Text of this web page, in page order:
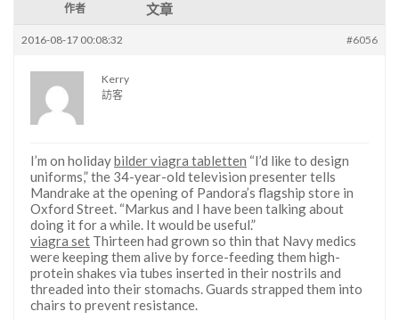
作者 文章
2016-08-17 00:08:32 #6056
Kerry
訪客
I’m on holidaybilder viagra tabletten “I’d like to design
uniforms,” the 34-year-old television presenter tells
Mandrake at the opening of Pandora’s flagship store in
Oxford Street. “Markus and I have been talking about
doing it for a while. It would be useful.”
viagra set Thirteen had grown so thin that Navy medics
were keeping them alive by force-feeding them high-
protein shakes via tubes inserted in their nostrils and
threaded into their stomachs. Guards strapped them into
chairs to prevent resistance.